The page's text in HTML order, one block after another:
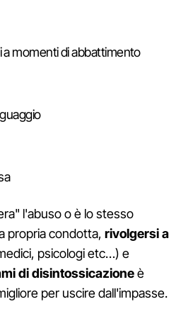
a momenti di abbattimento
l'abuso o è lo stesso
propria condotta, rivolgersi a
psicologi etc…) e
di disintossicazioneè
per uscire dall'impasse.